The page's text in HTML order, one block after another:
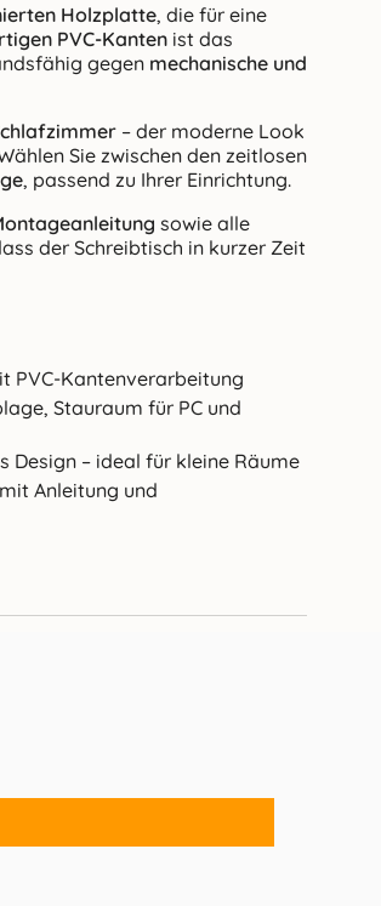
Holzplatte, die für eine
PVC-Kanten ist das
gegen mechanische und
– der moderne Look
Sie zwischen den zeitlosen
, passend zu Ihrer Einrichtung.
sowie alle
der Schreibtisch in kurzer Zeit
PVC-Kantenverarbeitung
Stauraum für PC und
Design – ideal für kleine Räume
Anleitung und